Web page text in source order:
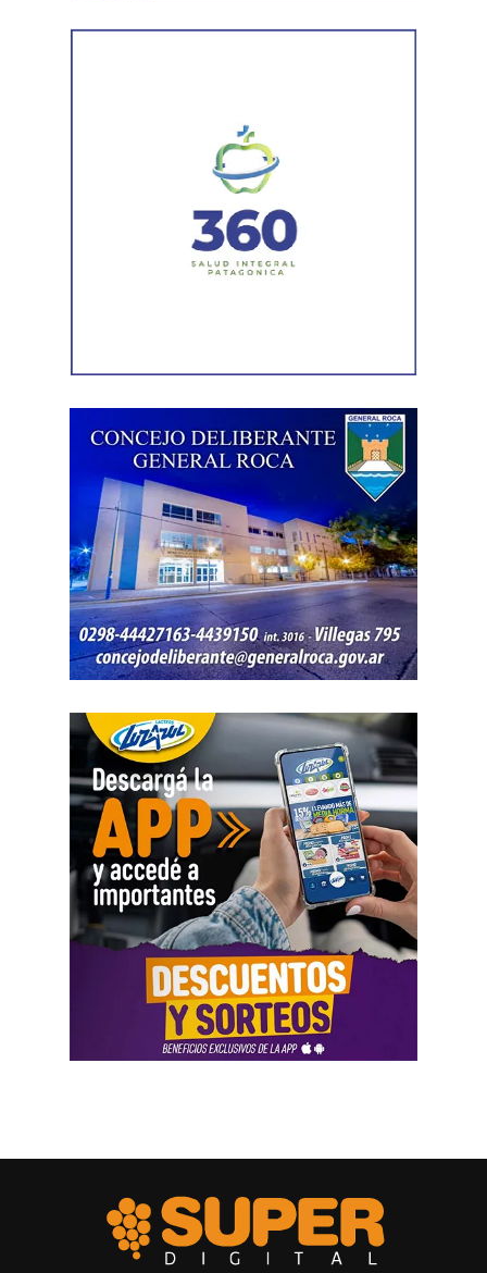
Por otra parte, el organismo avanza con el relevamiento
sectores más deteriorados y mejorar las condiciones de